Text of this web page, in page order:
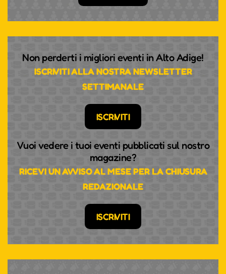
Non perderti i migliori eventi in Alto Adige!
ISCRIVITI ALLA NOSTRA NEWSLETTER
SETTIMANALE
ISCRIVITI
Vuoi vedere i tuoi eventi pubblicati sul nostro
magazine?
RICEVI UN AVVISO AL MESE PER LA CHIUSURA
REDAZIONALE
ISCRIVITI